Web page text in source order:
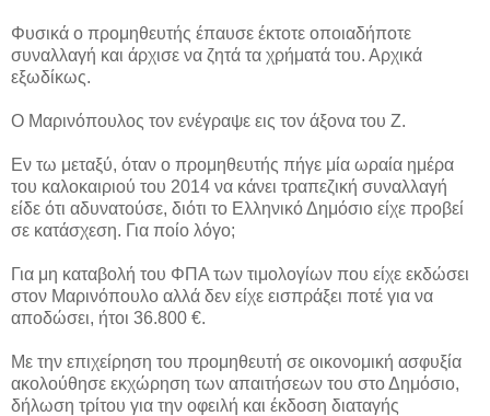
Φυσικά ο προμηθευτής έπαυσε έκτοτε οποιαδήποτε
συναλλαγή και άρχισε να ζητά τα χρήματά του. Αρχικά
εξωδίκως.
Ο Μαρινόπουλος τον ενέγραψε εις τον άξονα του Ζ.
Εν τω μεταξύ, όταν ο προμηθευτής πήγε μία ωραία ημέρα
του καλοκαιριού του 2014 να κάνει τραπεζική συναλλαγή
είδε ότι αδυνατούσε, διότι το Ελληνικό Δημόσιο είχε προβεί
σε κατάσχεση. Για ποίο λόγο;
Για μη καταβολή του ΦΠΑ των τιμολογίων που είχε εκδώσει
στον Μαρινόπουλο αλλά δεν είχε εισπράξει ποτέ για να
αποδώσει, ήτοι 36.800 €.
Με την επιχείρηση του προμηθευτή σε οικονομική ασφυξία
ακολούθησε εκχώρηση των απαιτήσεων του στο Δημόσιο,
δήλωση τρίτου για την οφειλή και έκδοση διαταγής